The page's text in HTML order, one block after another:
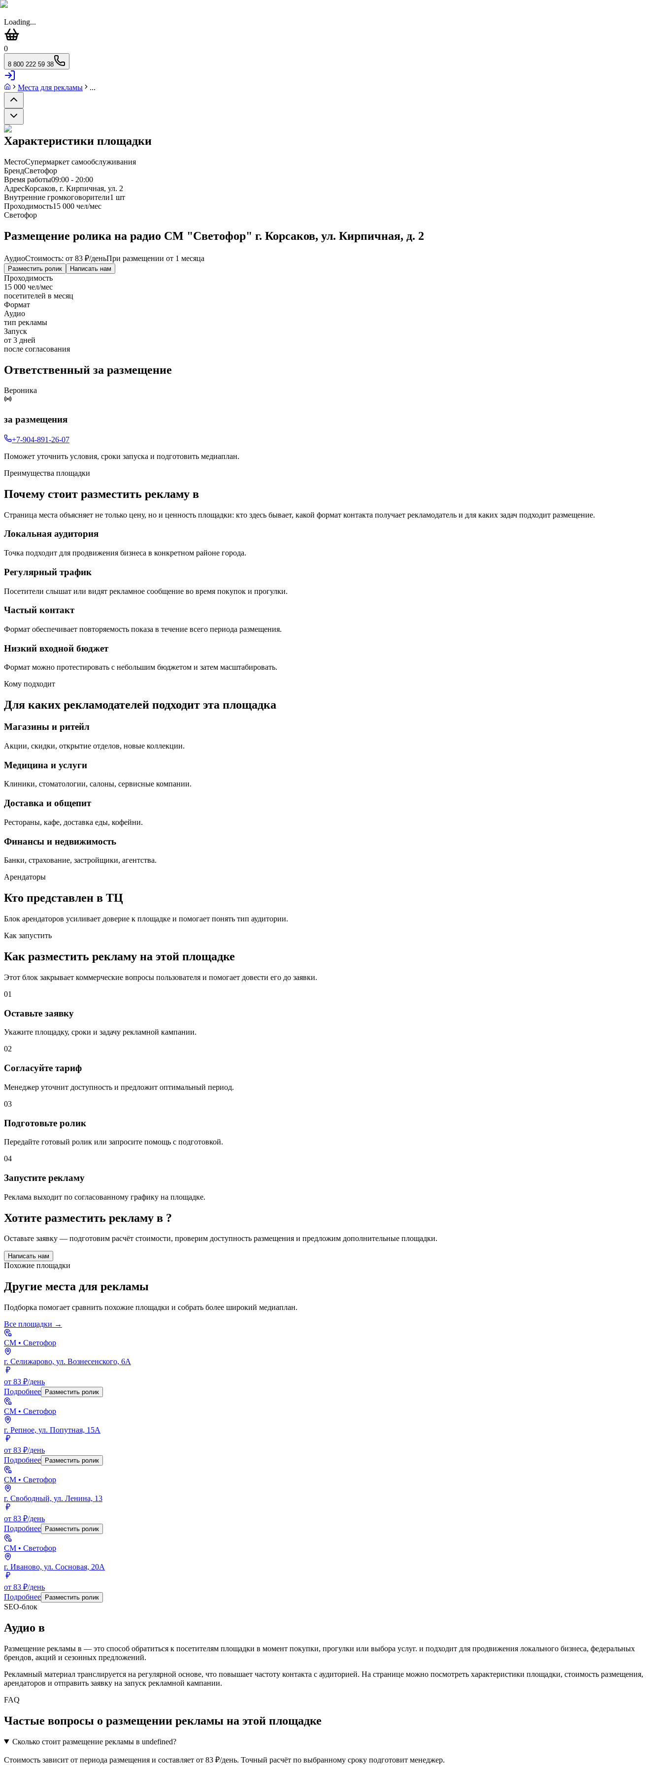
Loading...
0
8 800 222 59 38
Места для рекламы ...
Характеристики площадки
МестоСупермаркет самообслуживания
БрендСветофор
Время работы09:00 - 20:00
АдресКорсаков, г. Кирпичная, ул. 2
Внутренние громкоговорители1 шт
Проходимость15 000 чел/мес
Светофор
Размещение ролика на радио СМ "Светофор" г. Корсаков, ул. Кирпичная, д. 2
АудиоСтоимость: от 83 ₽/деньПри размещении от 1 месяца
Разместить ролик Написать нам
Проходимость
15 000 чел/мес
посетителей в месяц
Формат
Аудио
тип рекламы
Запуск
от 3 дней
после согласования
Ответственный за размещение
Вероника
за размещения
+7-904-891-26-07
Поможет уточнить условия, сроки запуска и подготовить медиаплан.
Преимущества площадки
Почему стоит разместить рекламу в
Страница места объясняет не только цену, но и ценность площадки: кто здесь бывает, какой формат контакта получает рекламодатель и для каких задач подходит размещение.
Локальная аудитория
Точка подходит для продвижения бизнеса в конкретном районе города.
Регулярный трафик
Посетители слышат или видят рекламное сообщение во время покупок и прогулки.
Частый контакт
Формат обеспечивает повторяемость показа в течение всего периода размещения.
Низкий входной бюджет
Формат можно протестировать с небольшим бюджетом и затем масштабировать.
Кому подходит
Для каких рекламодателей подходит эта площадка
Магазины и ритейл
Акции, скидки, открытие отделов, новые коллекции.
Медицина и услуги
Клиники, стоматологии, салоны, сервисные компании.
Доставка и общепит
Рестораны, кафе, доставка еды, кофейни.
Финансы и недвижимость
Банки, страхование, застройщики, агентства.
Арендаторы
Кто представлен в ТЦ
Блок арендаторов усиливает доверие к площадке и помогает понять тип аудитории.
Как запустить
Как разместить рекламу на этой площадке
Этот блок закрывает коммерческие вопросы пользователя и помогает довести его до заявки.
01
Оставьте заявку
Укажите площадку, сроки и задачу рекламной кампании.
02
Согласуйте тариф
Менеджер уточнит доступность и предложит оптимальный период.
03
Подготовьте ролик
Передайте готовый ролик или запросите помощь с подготовкой.
04
Запустите рекламу
Реклама выходит по согласованному графику на площадке.
Хотите разместить рекламу в ?
Оставьте заявку — подготовим расчёт стоимости, проверим доступность размещения и предложим дополнительные площадки.
Написать нам
Похожие площадки
Другие места для рекламы
Подборка помогает сравнить похожие площадки и собрать более широкий медиаплан.
Все площадки →
СМ • Светофор
г. Селижарово, ул. Вознесенского, 6А
от 83 ₽/день
Подробнее
Разместить ролик
СМ • Светофор
г. Репное, ул. Попутная, 15А
от 83 ₽/день
Подробнее
Разместить ролик
СМ • Светофор
г. Свободный, ул. Ленина, 13
от 83 ₽/день
Подробнее
Разместить ролик
СМ • Светофор
г. Иваново, ул. Сосновая, 20А
от 83 ₽/день
Подробнее
Разместить ролик
SEO-блок
Аудио в
Размещение рекламы в — это способ обратиться к посетителям площадки в момент покупки, прогулки или выбора услуг. и подходит для продвижения локального бизнеса, федеральных
брендов, акций и сезонных предложений.
Рекламный материал транслируется на регулярной основе, что повышает частоту контакта с аудиторией. На странице можно посмотреть характеристики площадки, стоимость размещения,
арендаторов и отправить заявку на запуск рекламной кампании.
FAQ
Частые вопросы о размещении рекламы на этой площадке
Сколько стоит размещение рекламы в undefined?
Стоимость зависит от периода размещения и составляет от 83 ₽/день. Точный расчёт по выбранному сроку подготовит менеджер.